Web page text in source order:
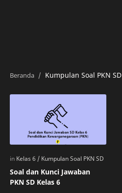
Kumpulan Soal PKN SD
Soal dan Kunci Jawaban
PKN SD Kelas 6